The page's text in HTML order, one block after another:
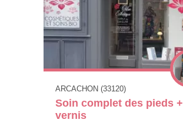
ARCACHON (33120)
Soin complet des pieds +
vernis